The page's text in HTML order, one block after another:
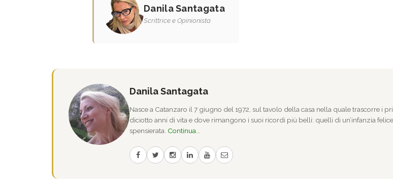
Danila Santagata
Scrittrice e Opinionista
Danila Santagata
Nasce a Catanzaro il 7 giugno del 1972, sul tavolo della casa nella quale trascorre i
diciotto anni di vita e dove rimangono i suoi ricordi più belli: quelli di un’infanzia
spensierata. Continua...